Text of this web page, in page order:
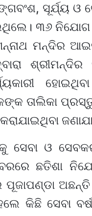
ସୂର୍ଯ୍ୟ ଓ
୩୬ ନିଯୋଗ
ମନ୍ଦିର
ତାଲିକା
ସେବା ଓ
ଛତିଶା
କିଛି ସେବା